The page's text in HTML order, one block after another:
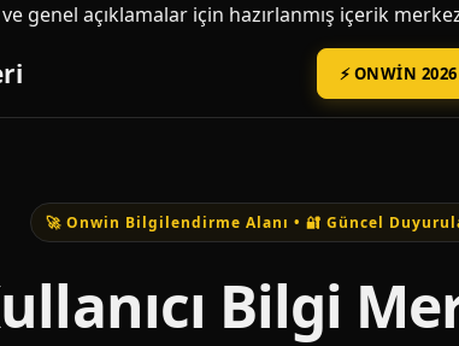
genel açıklamalar için hazırlanmış içerik
⚡ ONWIN
🚀 Onwin Bilgilendirme Alanı • 🔐 Güncel
Bilgi